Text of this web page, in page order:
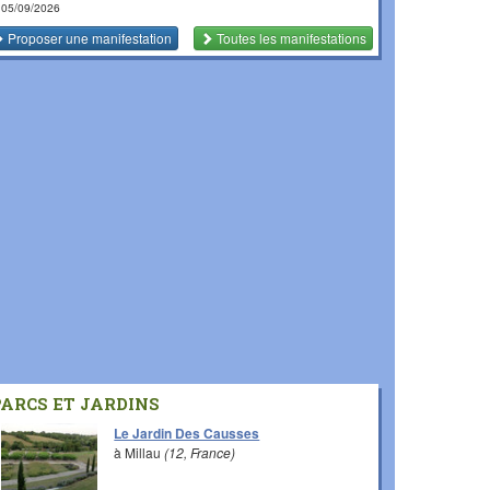
09/2026
Proposer une manifestation Toutes les manifestations
ET JARDINS
Le Jardin Des Causses
à Millau(12, France)